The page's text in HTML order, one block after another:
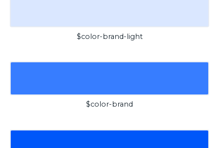
$color-brand-light
$color-brand